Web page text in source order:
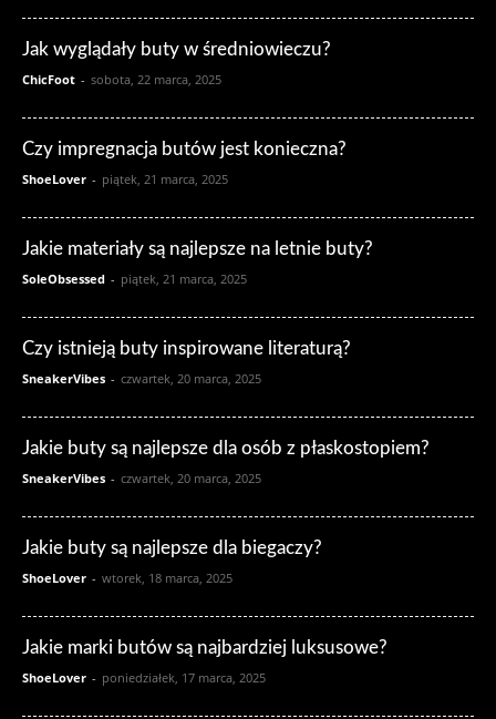
Jak wyglądały buty w średniowieczu?
ChicFoot - sobota, 22 marca, 2025
Czy impregnacja butów jest konieczna?
ShoeLover - piątek, 21 marca, 2025
Jakie materiały są najlepsze na letnie buty?
SoleObsessed - piątek, 21 marca, 2025
Czy istnieją buty inspirowane literaturą?
SneakerVibes - czwartek, 20 marca, 2025
Jakie buty są najlepsze dla osób z płaskostopiem?
SneakerVibes - czwartek, 20 marca, 2025
Jakie buty są najlepsze dla biegaczy?
ShoeLover - wtorek, 18 marca, 2025
Jakie marki butów są najbardziej luksusowe?
ShoeLover - poniedziałek, 17 marca, 2025